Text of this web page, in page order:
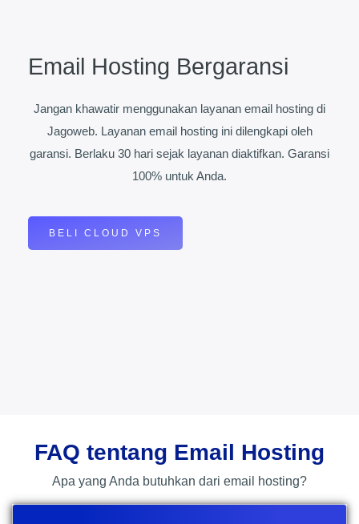
Email Hosting Bergaransi
Jangan khawatir menggunakan layanan email hosting di
Jagoweb. Layanan email hosting ini dilengkapi oleh
garansi. Berlaku 30 hari sejak layanan diaktifkan. Garansi
100% untuk Anda.
BELI CLOUD VPS
FAQ tentang Email Hosting
Apa yang Anda butuhkan dari email hosting?